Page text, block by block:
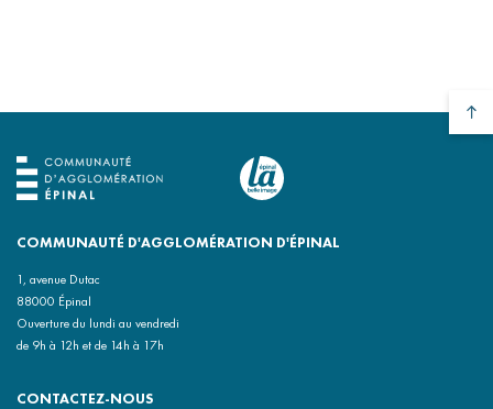
COMMUNAUTÉ D'AGGLOMÉRATION D'ÉPINAL
1, avenue Dutac
88000 Épinal
Ouverture du lundi au vendredi
de 9h à 12h et de 14h à 17h
CONTACTEZ-NOUS